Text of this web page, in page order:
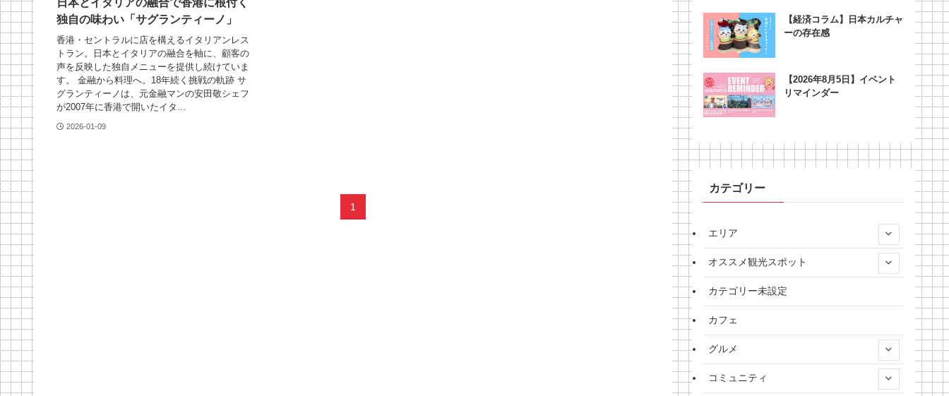
日本とイタリアの融合で香港に根付く
独自の味わい「サグランティーノ」
香港・セントラルに店を構えるイタリアンレス
トラン。日本とイタリアの融合を軸に、顧客の
声を反映した独自メニューを提供し続けていま
す。 金融から料理へ。18年続く挑戦の軌跡 サ
グランティーノは、元金融マンの安田敬シェフ
が2007年に香港で開いたイタ...
2026-01-09
1
【経済コラム】日本カルチャ
ーの存在感
【2026年8月5日】イベント
リマインダー
カテゴリー
エリア
オススメ観光スポット
カテゴリー未設定
カフェ
グルメ
コミュニティ